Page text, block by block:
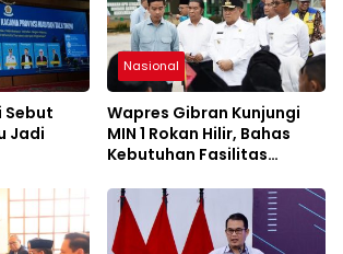
Sebut
Jadi
Nasional
Wapres Gibran Kunjungi
MIN 1 Rokan Hilir, Bahas
Kebutuhan Fasilitas